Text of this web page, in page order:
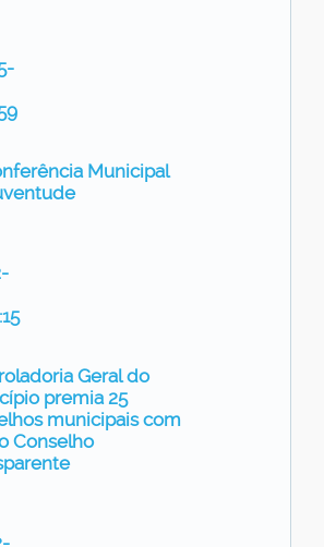
Municipal
Geral do
premia 25
municipais com
Conselho